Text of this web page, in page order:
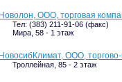
Новолон, ООО, торговая
Тел: (383) 211-91-06 (факс)
Мира, 58 - 1 этаж
НовосибКлимат, ООО,
Троллейная, 85 - 2 этаж